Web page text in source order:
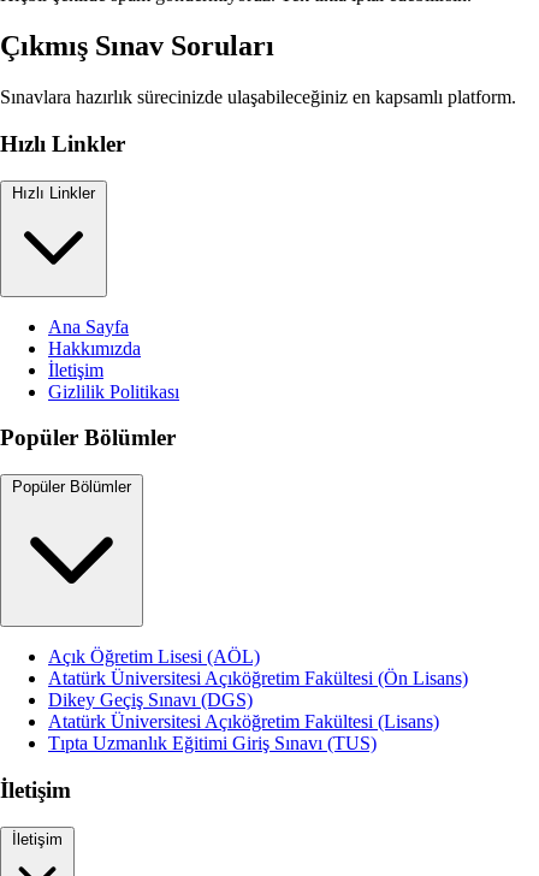
Çıkmış Sınav Soruları
Sınavlara hazırlık sürecinizde ulaşabileceğiniz en kapsamlı platform.
Hızlı Linkler
Hızlı Linkler
Ana Sayfa
Hakkımızda
İletişim
Gizlilik Politikası
Popüler Bölümler
Popüler Bölümler
Açık Öğretim Lisesi (AÖL)
Atatürk Üniversitesi Açıköğretim Fakültesi (Ön Lisans)
Dikey Geçiş Sınavı (DGS)
Atatürk Üniversitesi Açıköğretim Fakültesi (Lisans)
Tıpta Uzmanlık Eğitimi Giriş Sınavı (TUS)
İletişim
İletişim